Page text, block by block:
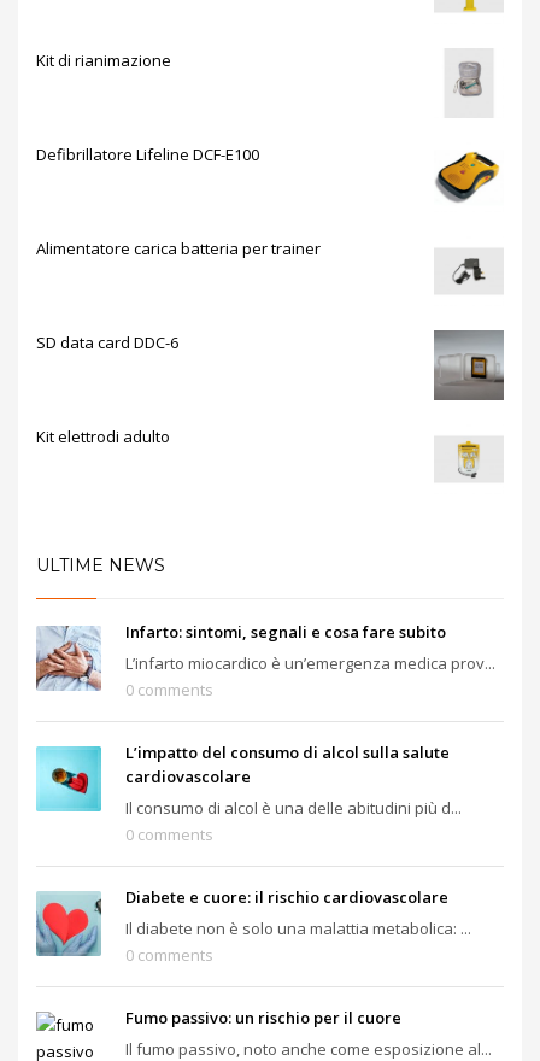
Kit di rianimazione
Defibrillatore Lifeline DCF-E100
Alimentatore carica batteria per trainer
SD data card DDC-6
Kit elettrodi adulto
ULTIME NEWS
Infarto: sintomi, segnali e cosa fare subito
L’infarto miocardico è un’emergenza medica prov...
0 comments
L’impatto del consumo di alcol sulla salute
cardiovascolare
Il consumo di alcol è una delle abitudini più d...
0 comments
Diabete e cuore: il rischio cardiovascolare
Il diabete non è solo una malattia metabolica: ...
0 comments
Fumo passivo: un rischio per il cuore
Il fumo passivo, noto anche come esposizione al...